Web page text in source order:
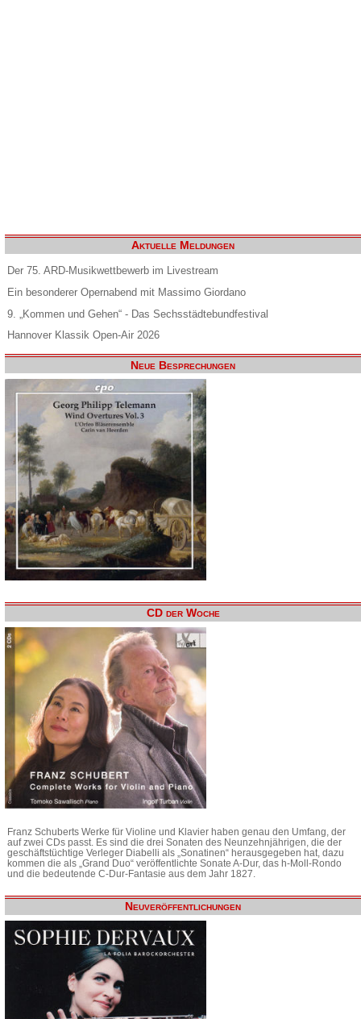
Aktuelle Meldungen
Der 75. ARD-Musikwettbewerb im Livestream
Ein besonderer Opernabend mit Massimo Giordano
9. „Kommen und Gehen“ - Das Sechsstädtebundfestival
Hannover Klassik Open-Air 2026
Neue Besprechungen
CD der Woche
Franz Schuberts Werke für Violine und Klavier haben genau den Umfang, der
auf zwei CDs passt. Es sind die drei Sonaten des Neunzehnjährigen, die der
geschäftstüchtige Verleger Diabelli als „Sonatinen“ herausgegeben hat, dazu
kommen die als „Grand Duo“ veröffentlichte Sonate A-Dur, das h-Moll-Rondo
und die bedeutende C-Dur-Fantasie aus dem Jahr 1827.
Neuveröffentlichungen